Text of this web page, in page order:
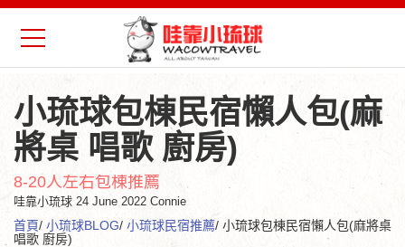
小琉球包棟民宿懶人包(麻
將桌 唱歌 廚房)
8-20人左右包棟推薦
哇靠小琉球 24 June 2022 Connie
首頁/ 小琉球BLOG/ 小琉球民宿推薦/ 小琉球包棟民宿懶人包(麻將桌
唱歌 廚房)